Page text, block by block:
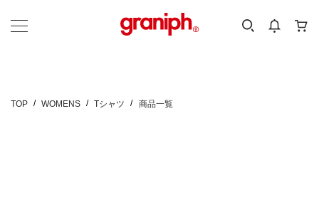
カテゴリーから探す
TOP WOMENS Tシャツ 商品一覧